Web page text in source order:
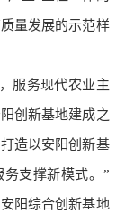
量发展的示范样
服务现代农业主
创新基地建成之
造以安阳创新基
务支撑新模式。”
阳综合创新基地